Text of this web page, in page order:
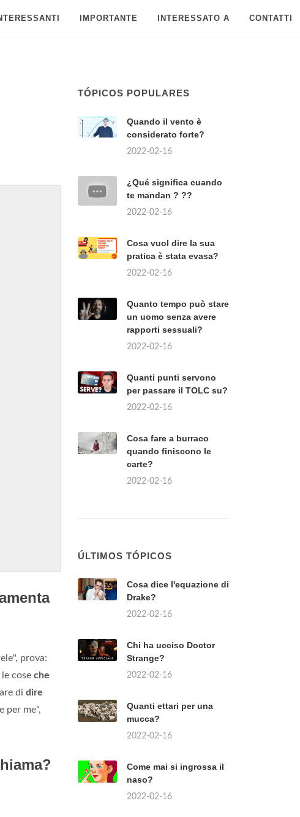
IMPORTANTE INTERESSATO A CONTATTI
prova:
cose che
di dire
per me",
TÓPICOS POPULARES
Quando il vento è
considerato forte?
2022-02-16
¿Qué significa cuando
te mandan ? ??
2022-02-16
Cosa vuol dire la sua
pratica è stata evasa?
2022-02-16
Quanto tempo può stare
un uomo senza avere
rapporti sessuali?
2022-02-16
Quanti punti servono
per passare il TOLC su?
2022-02-16
Cosa fare a burraco
quando finiscono le
carte?
2022-02-16
ÚLTIMOS TÓPICOS
Cosa dice l'equazione di
Drake?
2022-02-16
Chi ha ucciso Doctor
Strange?
2022-02-16
Quanti ettari per una
mucca?
2022-02-16
Come mai si ingrossa il
naso?
2022-02-16